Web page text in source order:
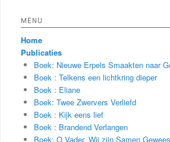
MENU
Home
Publicaties
Boek: Nieuwe Erpels Smaakten naar
Boek : Telkens een lichtkring dieper
Boek : Eliane
Boek: Twee Zwervers Verliefd
Boek : Kijk eens lief
Boek : Brandend Verlangen
Boek: O Vader, Wij zijn Samen